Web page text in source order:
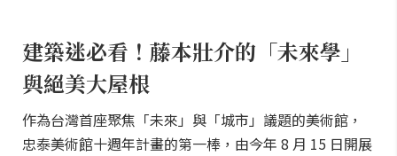
建築迷必看！藤本壯介的「未來學」
與絕美大屋根
作為台灣首座聚焦「未來」與「城市」議題的美術館，
忠泰美術館十週年計畫的第一棒，由今年 8 月 15 日開展